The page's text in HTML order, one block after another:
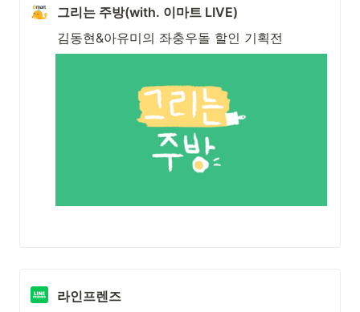
그리는 주방(with. 이마트 LIVE)
김동현&아유미의 좌충우돌 할인 기획전
라인프렌즈